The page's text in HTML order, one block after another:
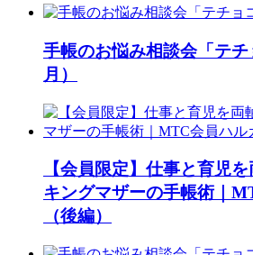
手帳のお悩み相談会「テ
月）
【会員限定】仕事と育児
キングマザーの手帳術｜
（後編）